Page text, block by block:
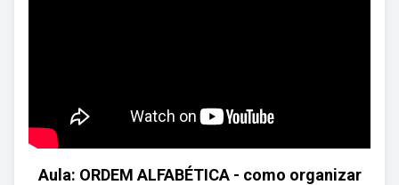
Aula: ORDEM ALFABÉTICA - como organizar